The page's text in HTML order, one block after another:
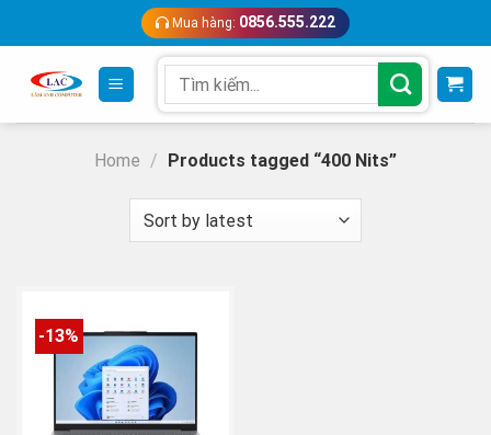
content
Mua hàng: 0856.555.222
for:
Home / Products tagged “400 Nits”
-13%